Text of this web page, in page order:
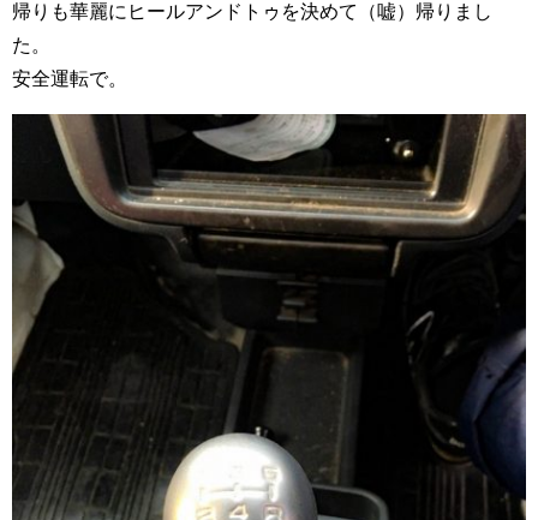
帰りも華麗にヒールアンドトゥを決めて（嘘）帰りまし
た。
安全運転で。